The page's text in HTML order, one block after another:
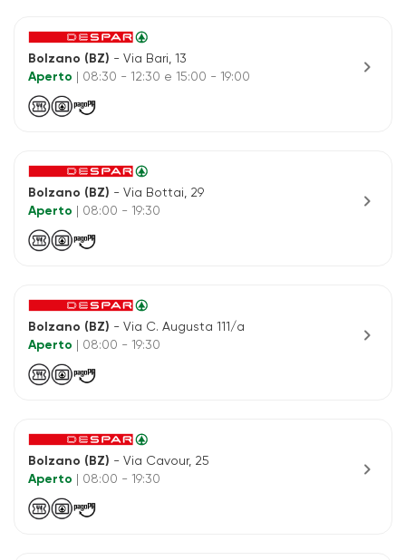
Bolzano (BZ) - Via Bari, 13
Aperto
| 08:30 - 12:30 e 15:00 - 19:00 chevron_right
Bolzano (BZ) - Via Bottai, 29
Aperto
| 08:00 - 19:30 chevron_right
Bolzano (BZ) - Via C. Augusta 111/a
Aperto
| 08:00 - 19:30 chevron_right
Bolzano (BZ) - Via Cavour, 25
Aperto
| 08:00 - 19:30 chevron_right